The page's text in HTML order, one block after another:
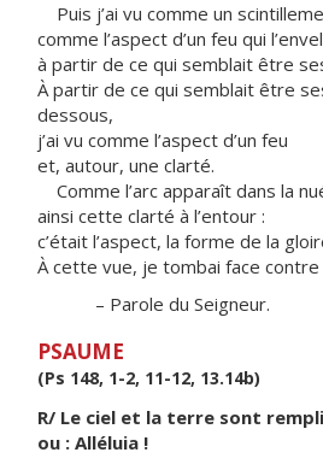
Puis j’ai vu comme un
comme l’aspect d’un feu qui
à partir de ce qui semblait être
À partir de ce qui semblait être
dessous,
j’ai vu comme l’aspect d’un feu
et, autour, une clarté.
Comme l’arc apparaît dans la
ainsi cette clarté à l’entour :
c’était l’aspect, la forme de la
À cette vue, je tombai face
– Parole du Seigneur.
PSAUME
(Ps 148, 1-2, 11-12, 13.14b)
R/ Le ciel et la terre sont
ou : Alléluia !